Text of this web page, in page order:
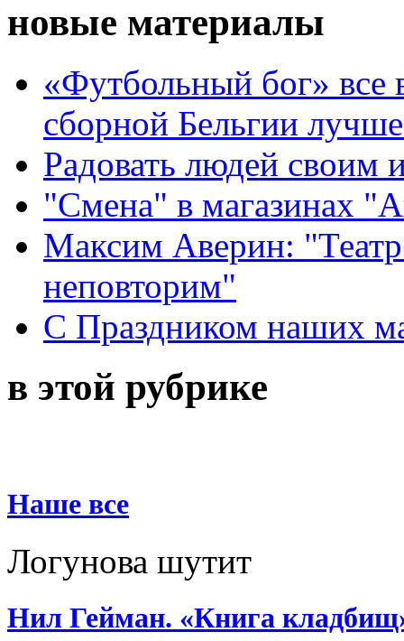
новые материалы
«Футбольный бог» все
сборной Бельгии
Радовать людей своим
"Смена" в магазинах
Максим Аверин:
неповторим"
С Праздником наших
в этой рубрике
Наше все
Логунова шутит
Нил Гейман. «Книга